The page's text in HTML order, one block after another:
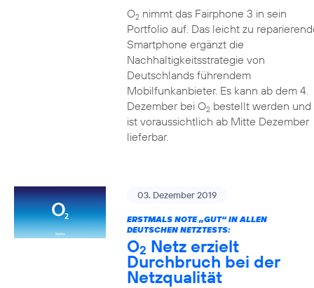
O2nimmt das Fairphone 3 in sein
Portfolio auf. Das leicht zu
Smartphone ergänzt die
Nachhaltigkeitsstrategie von
Deutschlands führendem
Mobilfunkanbieter. Es kann ab dem 4.
Dezember bei O2bestellt werden und
ist voraussichtlich ab Mitte Dezember
lieferbar.
03. Dezember 2019
ERSTMALS NOTE „GUT“ IN ALLEN
DEUTSCHEN NETZTESTS:
O2 Netz erzielt
Durchbruch bei der
Netzqualität